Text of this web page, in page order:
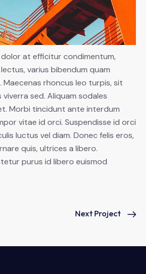
dolor at efficitur condimentum,
varius bibendum quam
Maecenas rhoncus leo turpis, sit
sed. Aliquam sodales
Morbi tincidunt ante interdum
vitae id orci. Suspendisse id orci
luctus vel diam. Donec felis eros,
quis, ultrices a libero.
purus id libero euismod
Next Project